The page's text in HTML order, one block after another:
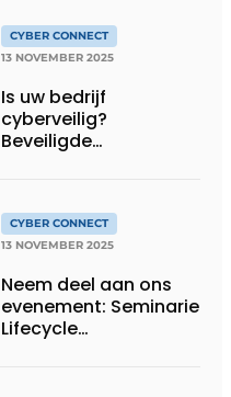
CYBER CONNECT
13 NOVEMBER 2025
Is uw bedrijf
cyberveilig?
Beveiligde
CYBER CONNECT
13 NOVEMBER 2025
Neem deel aan ons
evenement: Seminarie
Lifecycle